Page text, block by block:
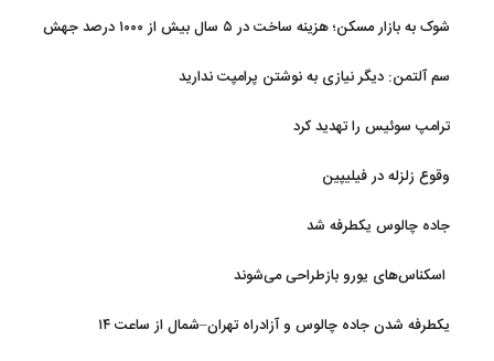
شوک به بازار مسکن؛ هزینه ساخت در ۵ سال بیش از ۱۰۰۰ درصد جهش
سم آلتمن: دیگر نیازی به نوشتن پرامپت ندارید
ترامپ سوئیس را تهدید کرد
وقوع زلزله در فیلیپین
جاده چالوس یکطرفه شد
اسکناس‌های یورو بازطراحی می‌شوند
یکطرفه شدن جاده چالوس و آزادراه تهران–شمال از ساعت ۱۴